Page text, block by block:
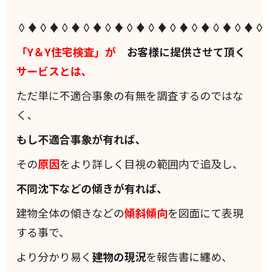
「Y＆Y住宅検査」が お客様に提供させて頂く
サービスとは、
ただ単に不適合事象の有無を調査するのではな
く、
もし不適合事象が有れば、
その原因をより詳しく目視の範囲内で追及し、
不同沈下などの傾きが有れば、
建物全体の傾きなどの傾斜傾向を図面にて表現
する事で、
より分かり易く 建物の現況を報告書に纏め、